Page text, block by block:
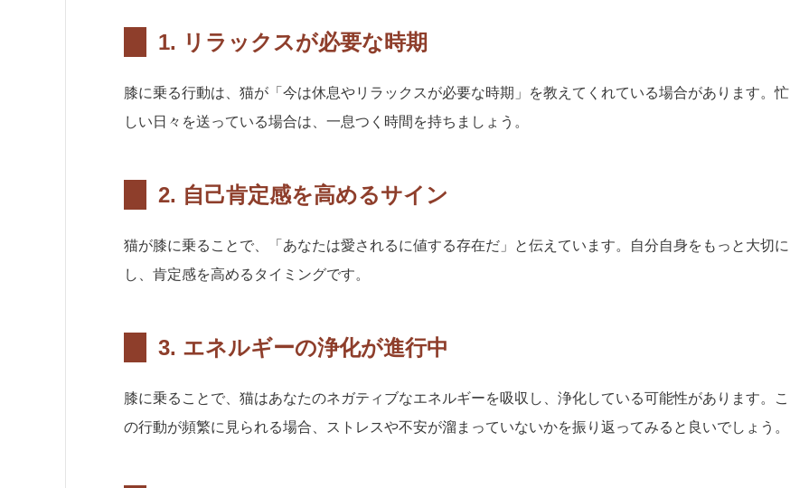
1. リラックスが必要な時期
膝に乗る行動は、猫が「今は休息やリラックスが必要な時期」を教えてくれている場合があります。忙
しい日々を送っている場合は、一息つく時間を持ちましょう。
2. 自己肯定感を高めるサイン
猫が膝に乗ることで、「あなたは愛されるに値する存在だ」と伝えています。自分自身をもっと大切に
し、肯定感を高めるタイミングです。
3. エネルギーの浄化が進行中
膝に乗ることで、猫はあなたのネガティブなエネルギーを吸収し、浄化している可能性があります。こ
の行動が頻繁に見られる場合、ストレスや不安が溜まっていないかを振り返ってみると良いでしょう。